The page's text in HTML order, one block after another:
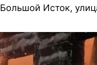
Исток,